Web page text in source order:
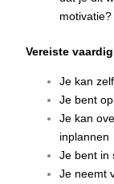
Vereiste
Je kan
Je bent
Je kan
inplannen
Je bent in
Je neemt